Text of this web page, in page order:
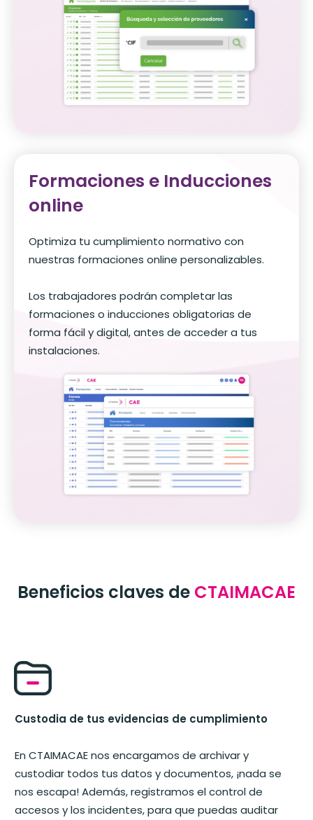
Formaciones e Inducciones
online
Optimiza tu cumplimiento normativo con
nuestras formaciones online personalizables.
Los trabajadores podrán completar las
formaciones o inducciones obligatorias de
forma fácil y digital, antes de acceder a tus
instalaciones.
Beneficios claves de CTAIMACAE
Custodia de tus evidencias de cumplimiento
En CTAIMACAE nos encargamos de archivar y
custodiar todos tus datos y documentos, ¡nada se
nos escapa! Además, registramos el control de
accesos y los incidentes, para que puedas auditar